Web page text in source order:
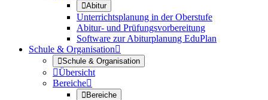
Abitur
Unterrichtsplanung in der Oberstufe
Abitur- und Prüfungsvorbereitung
Software zur Abiturplanung EduPlan
Schule & Organisation
Schule & Organisation
Übersicht
Bereiche
Bereiche